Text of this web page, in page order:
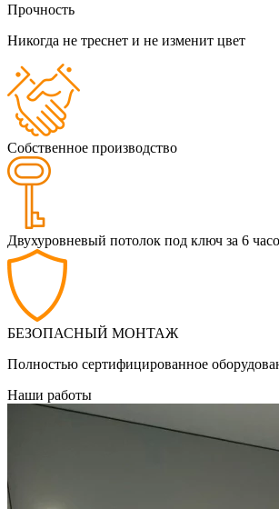
Прочность
Никогда не треснет и не изменит цвет
Собственное производство
Двухуровневый потолок под ключ за 6
БЕЗОПАСНЫЙ МОНТАЖ
Полностью сертифицированное
Наши работы